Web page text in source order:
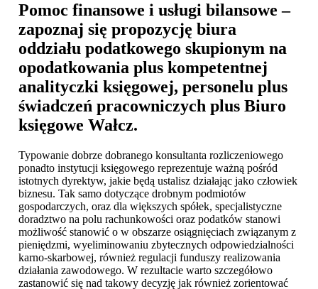
Pomoc finansowe i usługi bilansowe –
zapoznaj się propozycję biura
oddziału podatkowego skupionym na
opodatkowania plus kompetentnej
analityczki księgowej, personelu plus
świadczeń pracowniczych plus Biuro
księgowe Wałcz.
Typowanie dobrze dobranego konsultanta rozliczeniowego
ponadto instytucji księgowego reprezentuje ważną pośród
istotnych dyrektyw, jakie będą ustalisz działając jako człowiek
biznesu. Tak samo dotyczące drobnym podmiotów
gospodarczych, oraz dla większych spółek, specjalistyczne
doradztwo na polu rachunkowości oraz podatków stanowi
możliwość stanowić o w obszarze osiągnięciach związanym z
pieniędzmi, wyeliminowaniu zbytecznych odpowiedzialności
karno-skarbowej, również regulacji funduszy realizowania
działania zawodowego. W rezultacie warto szczegółowo
zastanowić się nad takowy decyzję jak również zorientować